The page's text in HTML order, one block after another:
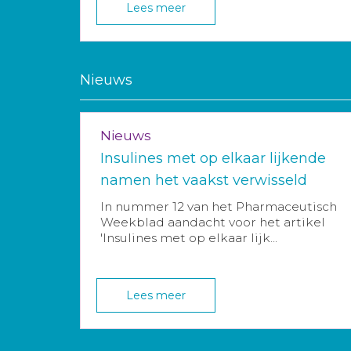
Lees meer
Nieuws
Nieuws
Insulines met op elkaar lijkende
namen het vaakst verwisseld
In nummer 12 van het Pharmaceutisch
Weekblad aandacht voor het artikel
'Insulines met op elkaar lijk...
Lees meer